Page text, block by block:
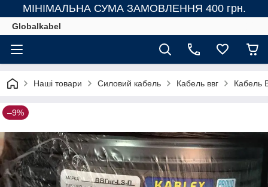
МІНІМАЛЬНА СУМА ЗАМОВЛЕННЯ 400 грн.
Globalkabel
Наші товари Силовий кабель Кабель ввг Кабель
–9%